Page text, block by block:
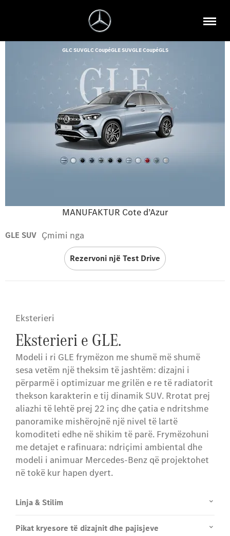
MANUFAKTUR Cote d’Azur
GLC SUVGLC CoupéGLE SUVGLE CoupéGLS
GLE SUV Çmimi nga
Rezervoni një Test Drive
Eksterieri
Eksterieri e GLE.
Modeli i ri GLE frymëzon me shumë më shumë
sesa vetëm një theksim të jashtëm: dizajni i
përparmë i optimizuar me grilën e re të radiatorit
thekson karakterin e tij dinamik SUV. Rrotat prej
aliazhi të lehtë prej 22 inç dhe çatia e ndritshme
panoramike mishërojnë një nivel të lartë
komoditeti edhe në shikim të parë. Frymëzohuni
me detajet e rafinuara: ndriçimi ambiental dhe
modeli i animuar Mercedes-Benz që projektohet
në tokë kur hapen dyert.
Linja & Stilim
Pikat kryesore të dizajnit dhe pajisjeve